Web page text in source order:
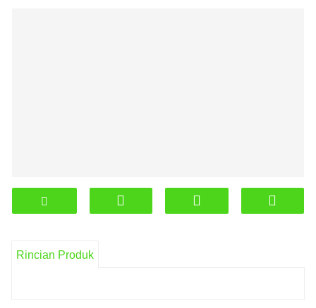
Rincian Produk